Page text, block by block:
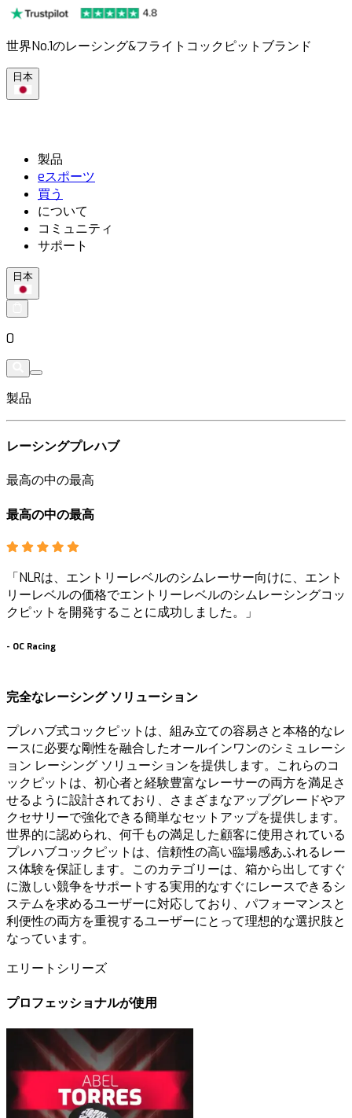
世界No.1のレーシング&フライトコックピットブランド
日本
製品
eスポーツ
買う
について
コミュニティ
サポート
日本
0
製品
レーシングプレハブ
最高の中の最高
最高の中の最高
「NLRは、エントリーレベルのシムレーサー向けに、エント
リーレベルの価格でエントリーレベルのシムレーシングコッ
クピットを開発することに成功しました。」
- OC Racing
完全なレーシング ソリューション
プレハブ式コックピットは、組み立ての容易さと本格的なレ
ースに必要な剛性を融合したオールインワンのシミュレーシ
ョン レーシング ソリューションを提供します。これらのコ
ックピットは、初心者と経験豊富なレーサーの両方を満足さ
せるように設計されており、さまざまなアップグレードやア
クセサリーで強化できる簡単なセットアップを提供します。
世界的に認められ、何千もの満足した顧客に使用されている
プレハブコックピットは、信頼性の高い臨場感あふれるレー
ス体験を保証します。このカテゴリーは、箱から出してすぐ
に激しい競争をサポートする実用的なすぐにレースできるシ
ステムを求めるユーザーに対応しており、パフォーマンスと
利便性の両方を重視するユーザーにとって理想的な選択肢と
なっています。
エリートシリーズ
プロフェッショナルが使用